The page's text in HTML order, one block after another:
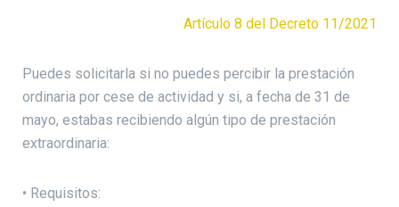
Artículo 8 del Decreto 11/2021
Puedes solicitarla si no puedes percibir la prestación
ordinaria por cese de actividad y si, a fecha de 31 de
mayo, estabas recibiendo algún tipo de prestación
extraordinaria:
• Requisitos: